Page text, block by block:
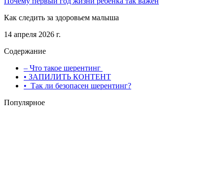
Как следить за здоровьем малыша
14 апреля 2026 г.
Содержание
– Что такое шерентинг
• ЗАПИЛИТЬ КОНТЕНТ
• Так ли безопасен шерентинг?
Популярное